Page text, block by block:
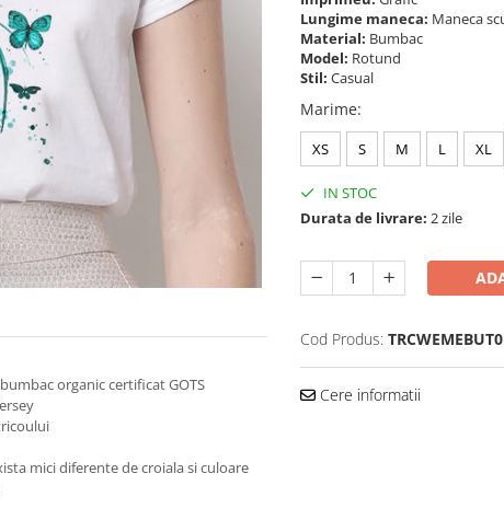
Lungime maneca: Maneca
Material: Bumbac
Model: Rotund
Stil: Casual
Marime:
XS S M L XL
IN STOC
Durata de livrare: 2 zile
Cod Produs:
Cere informatii
organic certificat GOTS
mici diferente de croiala si culoare